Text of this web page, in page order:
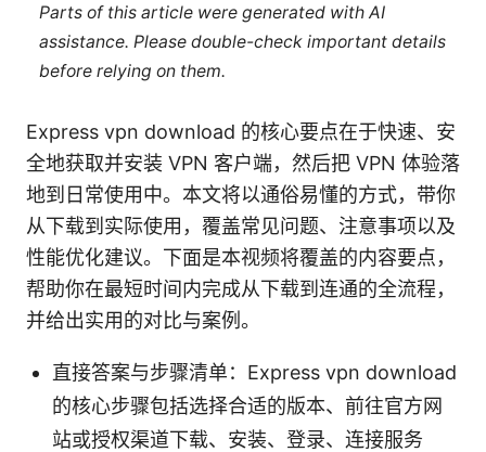
Parts of this article were generated with AI
assistance. Please double-check important details
before relying on them.
Express vpn download 的核心要点在于快速、安
全地获取并安装 VPN 客户端，然后把 VPN 体验落
地到日常使用中。本文将以通俗易懂的方式，带你
从下载到实际使用，覆盖常见问题、注意事项以及
性能优化建议。下面是本视频将覆盖的内容要点，
帮助你在最短时间内完成从下载到连通的全流程，
并给出实用的对比与案例。
直接答案与步骤清单：Express vpn download
的核心步骤包括选择合适的版本、前往官方网
站或授权渠道下载、安装、登录、连接服务